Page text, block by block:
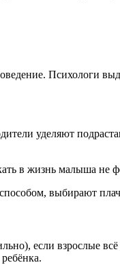
Психологи
уделяют
в жизнь малыша не
выбирают
если взрослые